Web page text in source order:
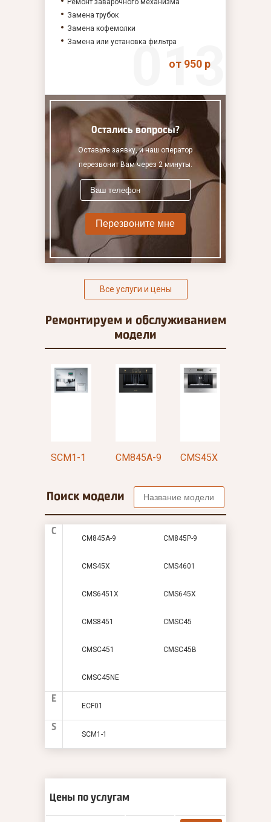
Ремонт заварочного механизма
Замена трубок
Замена кофемолки
Замена или установка фильтра
от 950 р
Остались вопросы?
Оставьте заявку, и наш оператор
перезвонит Вам через 2 минуты.
Перезвоните мне
Все услуги и цены
Ремонтируем и обслуживанием
модели
SCM1-1 CM845A-9 CMS45X
Поиск модели
C
CM845A-9 CM845P-9
CMS45X CMS4601
CMS6451X CMS645X
CMS8451 CMSC45
CMSC451 CMSC45B
CMSC45NE
E
ECF01
S
SCM1-1
Цены по услугам